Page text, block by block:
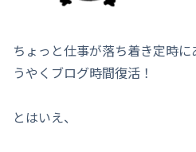
ちょっと仕事が落ち着き定時
うやくブログ時間復活！
とはいえ、